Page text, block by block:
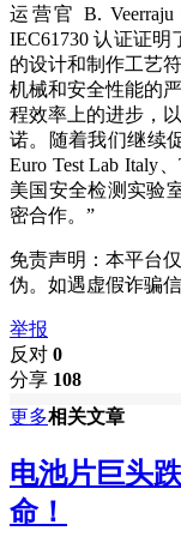
运营官 B. Veerraju
IEC61730 认证证
的设计和制作工艺
机械和安全性能的
程效率上的进步，
诺。随着我们继续
Euro Test Lab Italy
美国安全检测实验
密合作。”
免责声明：本平台
伪。如遇虚假诈骗
举报
反对 0
分享 108
更多相关文章
电池片巨头
命！